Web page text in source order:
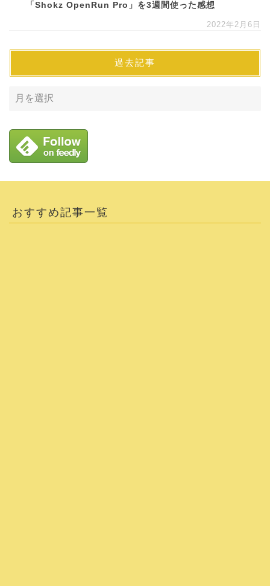
「Shokz OpenRun Pro」を3週間使った感想
2022年2月6日
過去記事
おすすめ記事一覧